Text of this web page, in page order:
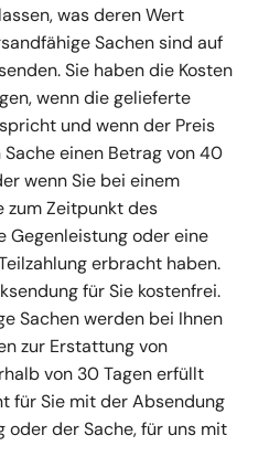
was deren Wert
Sachen sind auf
Sie haben die Kosten
wenn die gelieferte
und wenn der Preis
einen Betrag von 40
wenn Sie bei einem
zum Zeitpunkt des
Gegenleistung oder eine
erbracht haben.
für Sie kostenfrei.
Sachen werden bei Ihnen
zur Erstattung von
von 30 Tagen erfüllt
für Sie mit der Absendung
oder der Sache, für uns mit